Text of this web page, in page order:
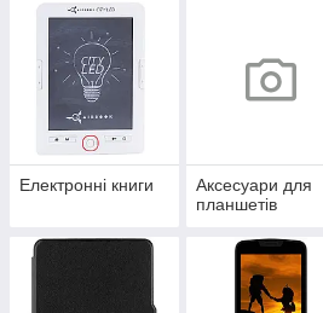
Електронні книги
Аксесуари для
планшетів